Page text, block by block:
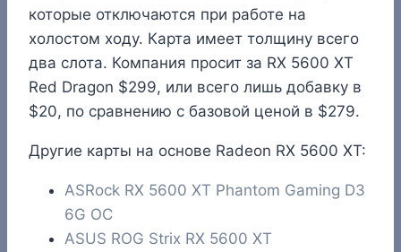
которые отключаются при работе на
холостом ходу. Карта имеет толщину всего
два слота. Компания просит за RX 5600 XT
Red Dragon $299, или всего лишь добавку в
$20, по сравнению с базовой ценой в $279.
Другие карты на основе Radeon RX 5600 XT:
ASRock RX 5600 XT Phantom Gaming D3
6G OC
ASUS ROG Strix RX 5600 XT